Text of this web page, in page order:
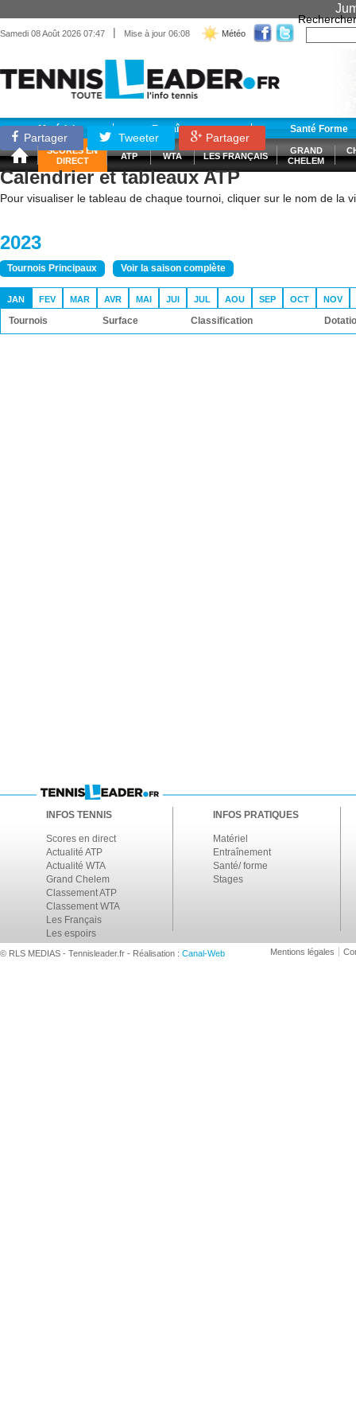
Samedi 08 Août 2026 07:47 | Mise à jour 06:08 Météo
Rechercher
Matériel Entraînement Santé Forme
SCORES EN
DIRECT
ATP WTA LES FRANÇAIS
GRAND
CHELEM
Partager Tweeter Partager
Calendrier et tableaux ATP
Pour visualiser le tableau de chaque tournoi, cliquer sur le nom de la
2023
Tournois Principaux Voir la saison complète
JAN FEV MAR AVR MAI JUI JUL AOU SEP OCT NOV
Tournois Surface Classification
INFOS TENNIS
Scores en direct
Actualité ATP
Actualité WTA
Grand Chelem
Classement ATP
Classement WTA
Les Français
Les espoirs
INFOS PRATIQUES
Matériel
Entraînement
Santé/ forme
Stages
© RLS MEDIAS - Tennisleader.fr - Réalisation : Canal-Web Mentions légales